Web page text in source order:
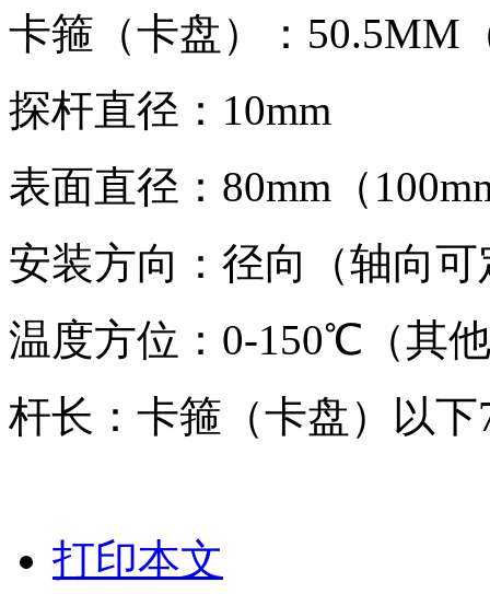
卡箍（卡盘）：50.5MM
探杆直径：10mm
表面直径：80mm（
安装方向：径向（轴向可
温度方位：0-150℃（其
杆长：卡箍（卡盘）以下
打印本文